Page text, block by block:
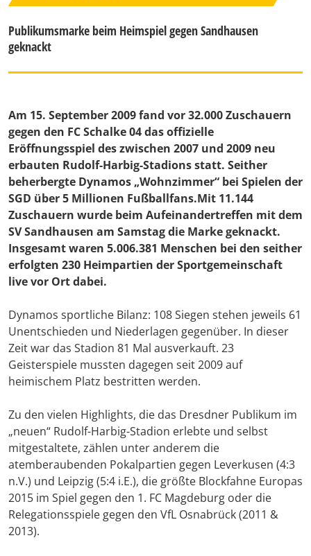
Publikumsmarke beim Heimspiel gegen Sandhausen
geknackt
Am 15. September 2009 fand vor 32.000 Zuschauern
gegen den FC Schalke 04 das offizielle
Eröffnungsspiel des zwischen 2007 und 2009 neu
erbauten Rudolf-Harbig-Stadions statt. Seither
beherbergte Dynamos „Wohnzimmer“ bei Spielen der
SGD über 5 Millionen Fußballfans.Mit 11.144
Zuschauern wurde beim Aufeinandertreffen mit dem
SV Sandhausen am Samstag die Marke geknackt.
Insgesamt waren 5.006.381 Menschen bei den seither
erfolgten 230 Heimpartien der Sportgemeinschaft
live vor Ort dabei.
Dynamos sportliche Bilanz: 108 Siegen stehen jeweils 61
Unentschieden und Niederlagen gegenüber. In dieser
Zeit war das Stadion 81 Mal ausverkauft. 23
Geisterspiele mussten dagegen seit 2009 auf
heimischem Platz bestritten werden.
Zu den vielen Highlights, die das Dresdner Publikum im
„neuen“ Rudolf-Harbig-Stadion erlebte und selbst
mitgestaltete, zählen unter anderem die
atemberaubenden Pokalpartien gegen Leverkusen (4:3
n.V.) und Leipzig (5:4 i.E.), die größte Blockfahne Europas
2015 im Spiel gegen den 1. FC Magdeburg oder die
Relegationsspiele gegen den VfL Osnabrück (2011 &
2013).